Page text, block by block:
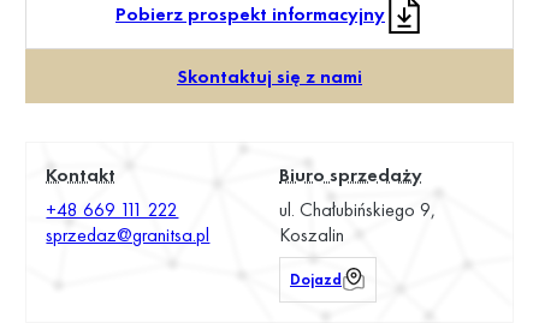
Pobierz prospekt informacyjny
Skontaktuj się z nami
Kontakt
+48 669 111 222
sprzedaz@granitsa.pl
Biuro sprzedaży
ul. Chałubińskiego 9,
Koszalin
Dojazd